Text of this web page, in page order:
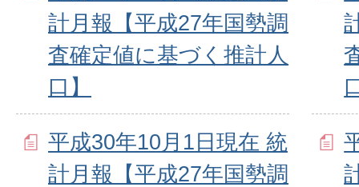
計月報【平成27年国勢調
査確定値に基づく推計人
口】
平成30年10月1日現在 統
計月報【平成27年国勢調